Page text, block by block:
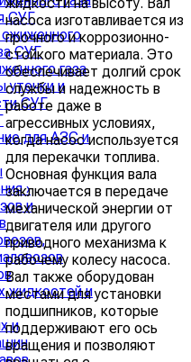
СУГ
сжиженного
СУГ
газа
утечки и
СУГ
для АЗС и
›
и
жидкостей и
и
насоса изготавливается из
прочного и коррозионно-
стойкого материала. Это
обеспечивает долгий срок
службы и надежность в
работе даже в
агрессивных условиях,
когда насос используется
для перекачки топлива.
Основная функция вала
заключается в передаче
механической энергии от
двигателя или другого
приводного механизма к
рабочему колесу насоса.
Вал также оборудован
местами для установки
подшипников, которые
поддерживают его ось
вращения и позволяют